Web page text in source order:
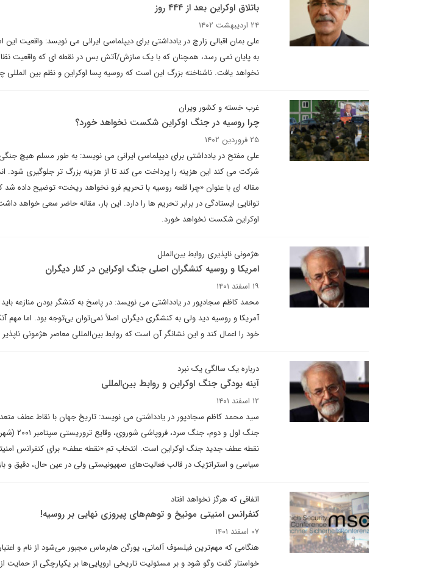
باتلاق اوکراین بعد از ۴۴۴ روز
۲۴ اردیبهشت ۱۴۰۲
علی بمان اقبالی زارچ در یادداشتی برای دیپلماسی ایرانی می نویسد: واقعیت
به پایان نمی رسد، همچنان که با یک سازش/آتش بس در نقطه ای که واقعیت
نخواهد یافت. ناشناخته بزرگ این است که روسیه پسا اوکراین و نظم بین المللی
غرب خسته و کشور ویران
چرا روسیه در جنگ اوکراین شکست نخواهد خورد؟
۲۵ فروردین ۱۴۰۲
علی مفتح در یادداشتی برای دیپلماسی ایرانی می نویسد: به طور مسلم هیچ
شرکت می کند این هزینه را پرداخت می کند تا از هزینه بزرگ تر جلوگیری شود.
مقاله ای با عنوان «چرا قلعه روسیه با تحریم فرو نخواهد ریخت» توضیح داده شد
توانایی ایستادگی در برابر تحریم ها را دارد. این بار، مقاله حاضر سعی
اوکراین شکست نخواهد خورد.
هژمونی ناپذیری روابط بین‌الملل
امریکا و روسیه کنشگران اصلی جنگ اوکراین در کنار دیگران
۱۹ اسفند ۱۴۰۱
محمد کاظم سجادپور در یادداشتی می نویسد: در پاسخ به کنشگر بودن منازعه
آمریکا و روسیه دید ولی به کنشگری دیگران اصلاً نمی‌توان بی‌توجه بود. اما
خود را اعمال کند و این نشانگر آن است که روابط بین‌المللی معاصر هژمونی
درباره یک سالگی یک نبرد
آینه بودگی جنگ اوکراین و روابط بین‌المللی
۱۲ اسفند ۱۴۰۱
سید محمد کاظم سجادپور در یادداشتی می نویسد: تاریخ جهان با نقاط عطف
نقطه عطف جدید جنگ اوکراین است. انتخاب تم «نقطه عطف» برای کنفرانس
سیاسی و استراتژیک در قالب فعالیت‌های صهیونیستی ولی در عین حال، دقیق و
اتفاقی که هرگز نخواهد افتاد
کنفرانس امنیتی مونیخ و توهم‌های پیروزی نهایی بر روسیه!
۰۷ اسفند ۱۴۰۱
هنگامی که مهم‌ترین فیلسوف آلمانی، یورگن هابرماس مجبور می‌شود از نام و
خواستار گفت وگو شود و بر مسئولیت تاریخی اروپایی‌ها بر یکپارچگی از حمایت